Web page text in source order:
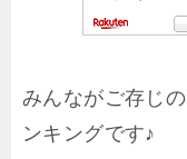
みんながご存じの
ンキングです♪